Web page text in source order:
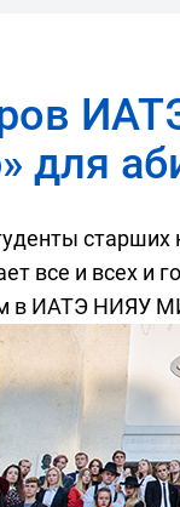
для
все и всех
в ИАТЭ НИЯУ